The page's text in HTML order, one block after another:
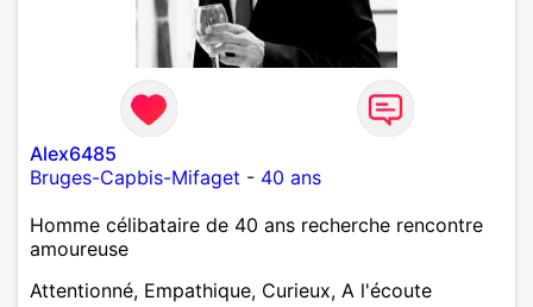
Alex6485
Bruges-Capbis-Mifaget - 40 ans
Homme célibataire de 40 ans recherche rencontre
amoureuse
Attentionné, Empathique, Curieux, A l'écoute